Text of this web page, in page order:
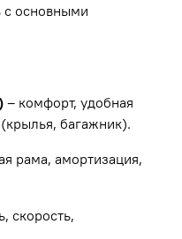
с основными
– комфорт, удобная
багажник).
рама, амортизация,
скорость,